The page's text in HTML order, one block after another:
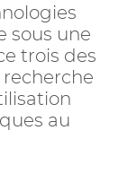
sous une
trois des
au